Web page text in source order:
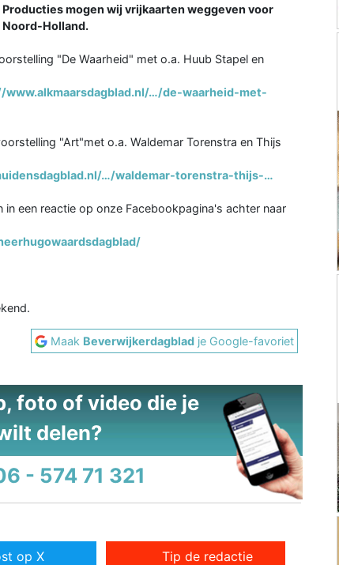
Producties mogen wij vrijkaarten weggeven voor
Holland.
"De Waarheid" met o.a. Huub Stapel en
www.alkmaarsdagblad.nl/…/de-waarheid-met-
"Art"met o.a. Waldemar Torenstra en Thijs
…/waldemar-torenstra-thijs-…
een reactie op onze Facebookpagina's achter naar
Maak Beverwijkerdagblad je Google-favoriet
foto of video die je
delen?
- 574 71 321
op X Tip de redactie